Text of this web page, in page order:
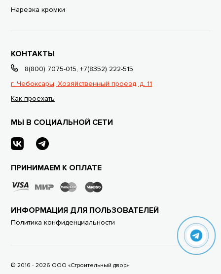
Нарезка кромки
КОНТАКТЫ
8(800) 7075-015,+7(8352) 222-515
г. Чебоксары, Хозяйственный проезд, д. 11
Как проехать
МЫ В СОЦИАЛЬНОЙ СЕТИ
ПРИНИМАЕМ К ОПЛАТЕ
ИНФОРМАЦИЯ ДЛЯ ПОЛЬЗОВАТЕЛЕЙ
Политика конфиденциальности
© 2016 - 2026 ООО «Строительный двор»